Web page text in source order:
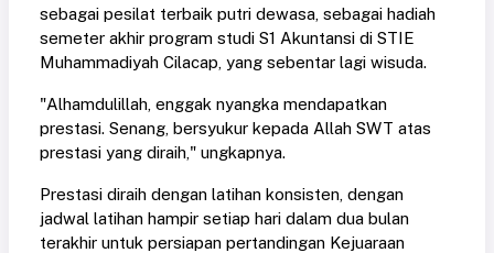
sebagai pesilat terbaik putri dewasa, sebagai hadiah
semeter akhir program studi S1 Akuntansi di STIE
Muhammadiyah Cilacap, yang sebentar lagi wisuda.
"Alhamdulillah, enggak nyangka mendapatkan
prestasi. Senang, bersyukur kepada Allah SWT atas
prestasi yang diraih," ungkapnya.
Prestasi diraih dengan latihan konsisten, dengan
jadwal latihan hampir setiap hari dalam dua bulan
terakhir untuk persiapan pertandingan Kejuaraan